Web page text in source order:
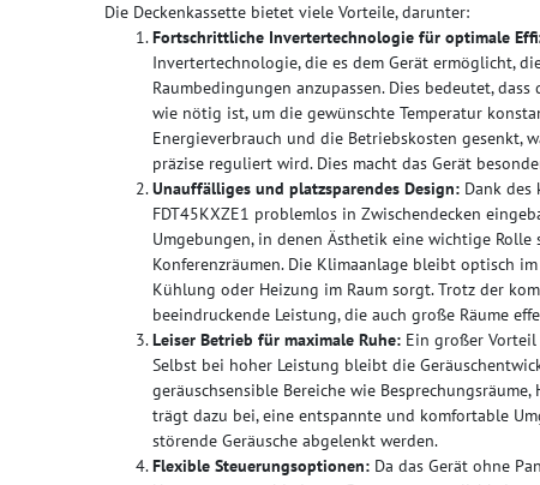
Die Deckenkassette bietet viele Vorteile, darunter:
Fortschrittliche Invertertechnologie für optimale
Invertertechnologie, die es dem Gerät ermöglicht,
Raumbedingungen anzupassen. Dies bedeutet,
wie nötig ist, um die gewünschte Temperatur
Energieverbrauch und die Betriebskosten gesenkt,
präzise reguliert wird. Dies macht das Gerät
Unauffälliges und platzsparendes Design: Dank
FDT45KXZE1 problemlos in Zwischendecken
Umgebungen, in denen Ästhetik eine wichtige Rolle
Konferenzräumen. Die Klimaanlage bleibt optisch
Kühlung oder Heizung im Raum sorgt. Trotz der
beeindruckende Leistung, die auch große Räume
Leiser Betrieb für maximale Ruhe: Ein großer
Selbst bei hoher Leistung bleibt die
geräuschsensible Bereiche wie
trägt dazu bei, eine entspannte und komfortable
störende Geräusche abgelenkt werden.
Flexible Steuerungsoptionen: Da das Gerät ohne